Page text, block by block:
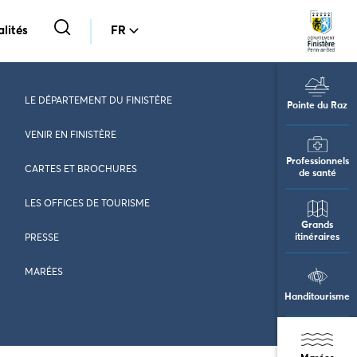
FR
Pointe du Raz
Professionnels
de santé
Grands
itinéraires
Handitourisme
LE DÉPARTEMENT DU FINISTÈRE
VENIR EN FINISTÈRE
CARTES ET BROCHURES
LES OFFICES DE TOURISME
PRESSE
MARÉES